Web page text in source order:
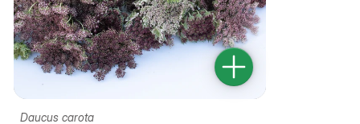
Daucus carota